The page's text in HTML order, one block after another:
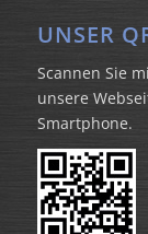
UNSER
Scannen Sie
unsere
Smartphone.